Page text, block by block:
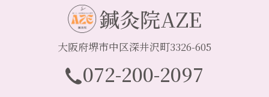
鍼灸院AZE
大阪府堺市中区深井沢町3326-605
072-200-2097